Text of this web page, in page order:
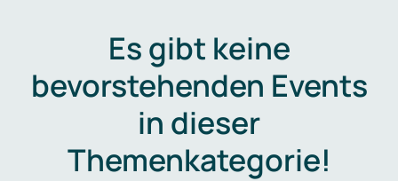
Es gibt keine
bevorstehenden Events
in dieser
Themenkategorie!